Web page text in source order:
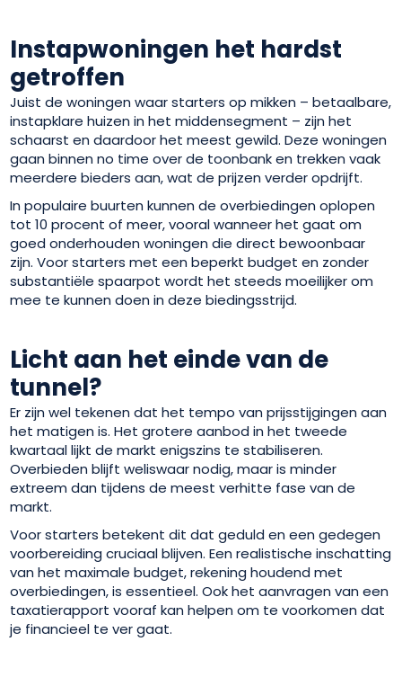
Instapwoningen het hardst
getroffen
Juist de woningen waar starters op mikken – betaalbare,
instapklare huizen in het middensegment – zijn het
schaarst en daardoor het meest gewild. Deze woningen
gaan binnen no time over de toonbank en trekken vaak
meerdere bieders aan, wat de prijzen verder opdrijft.
In populaire buurten kunnen de overbiedingen oplopen
tot 10 procent of meer, vooral wanneer het gaat om
goed onderhouden woningen die direct bewoonbaar
zijn. Voor starters met een beperkt budget en zonder
substantiële spaarpot wordt het steeds moeilijker om
mee te kunnen doen in deze biedingsstrijd.
Licht aan het einde van de
tunnel?
Er zijn wel tekenen dat het tempo van prijsstijgingen aan
het matigen is. Het grotere aanbod in het tweede
kwartaal lijkt de markt enigszins te stabiliseren.
Overbieden blijft weliswaar nodig, maar is minder
extreem dan tijdens de meest verhitte fase van de
markt.
Voor starters betekent dit dat geduld en een gedegen
voorbereiding cruciaal blijven. Een realistische inschatting
van het maximale budget, rekening houdend met
overbiedingen, is essentieel. Ook het aanvragen van een
taxatierapport vooraf kan helpen om te voorkomen dat
je financieel te ver gaat.